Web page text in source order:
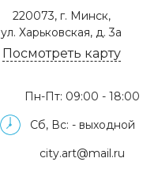
220073, г. Минск,
ул. Харьковская, д. 3а
Посмотреть карту
Пн-Пт: 09:00 - 18:00
Сб, Вс: - выходной
city.art@mail.ru